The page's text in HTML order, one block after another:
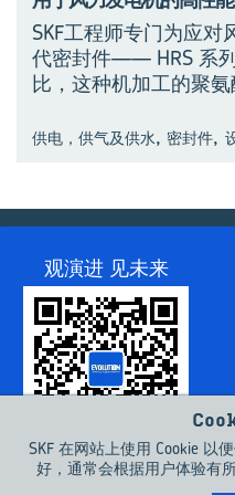
SKF工程师专门为应
代密封件—— HRS 系
比，这种机加工的聚氨
供电，供气及供水, 密封件,
关于我们 联系人
© SKF
观演进 见未来
扫码关注订阅号
SKF 在网站上使用 Cookie 以
好，通常会根据用户体验有所